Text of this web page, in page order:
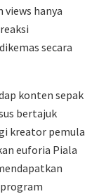
hanya
secara
konten sepak
bertajuk
kreator pemula
euforia Piala